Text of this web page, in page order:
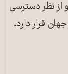
شاخص‌های بهداشت وسلامتی در رتبه ۱۰۱ و از نظر دسترسی